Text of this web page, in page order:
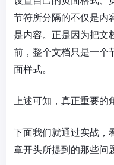
节符所分隔的不仅是内
是内容。正是因为把文
前，整个文档只是一个
面样式。
上述可知，真正重要的
下面我们就通过实战，
章开头所提到的那些问